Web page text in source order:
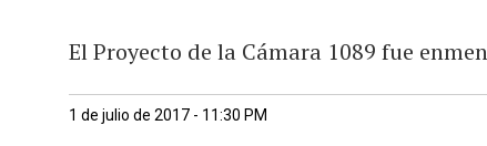
El Proyecto de la Cámara 1089 fue
1 de julio de 2017 - 11:30 PM